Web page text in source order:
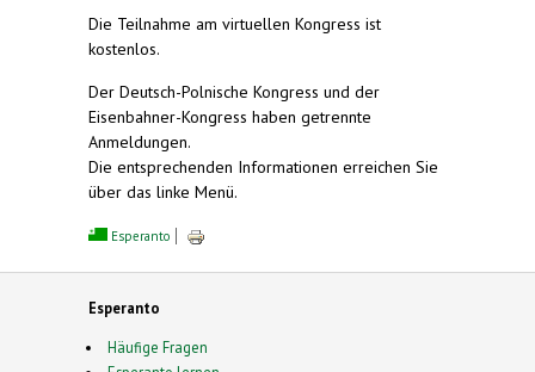
Die Teilnahme am virtuellen Kongress ist
kostenlos.
Der Deutsch-Polnische Kongress und der
Eisenbahner-Kongress haben getrennte
Anmeldungen.
Die entsprechenden Informationen erreichen Sie
über das linke Menü.
Esperanto
Esperanto
Häufige Fragen